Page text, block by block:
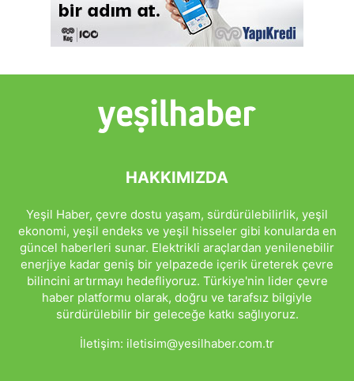
HAKKIMIZDA
Yeşil Haber, çevre dostu yaşam, sürdürülebilirlik, yeşil
ekonomi, yeşil endeks ve yeşil hisseler gibi konularda en
güncel haberleri sunar. Elektrikli araçlardan yenilenebilir
enerjiye kadar geniş bir yelpazede içerik üreterek çevre
bilincini artırmayı hedefliyoruz. Türkiye'nin lider çevre
haber platformu olarak, doğru ve tarafsız bilgiyle
sürdürülebilir bir geleceğe katkı sağlıyoruz.
İletişim: iletisim@yesilhaber.com.tr